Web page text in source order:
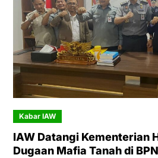
Kabar IAW
IAW Datangi Kementerian
Dugaan Mafia Tanah di